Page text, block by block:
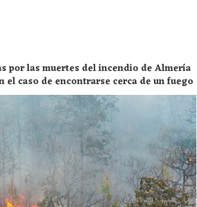
por las muertes del incendio de Almería
el caso de encontrarse cerca de un fuego